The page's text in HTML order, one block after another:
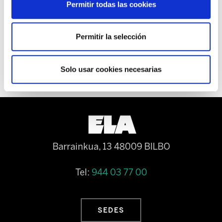
Permitir todas las cookies
Permitir la selección
Solo usar cookies necesarias
de maternidad, así como la posibilidad de solicitar una excedencia de medio
Barrainkua, 13 48009 BILBO
Tel: 944 03 77 00
SEDES